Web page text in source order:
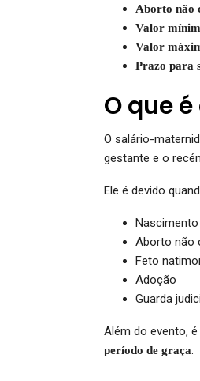
Aborto não
Valor
Valor
Prazo para
O que
O salário-
gestante e o
Ele é devido
Aborto não
Feto
Adoção
Guarda
Além do evento,
período de graça